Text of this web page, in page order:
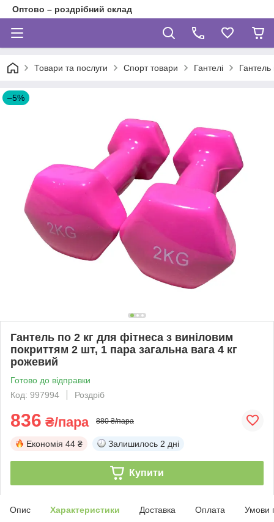
Оптово – роздрібний склад
Товари та послуги Спорт товари Гантелі Гантель
–5%
Гантель по 2 кг для фітнеса з виніловим
покриттям 2 шт, 1 пара загальна вага 4 кг
рожевий
Готово до відправки
Код: 997994
Роздріб
836 ₴/пара 880 ₴/пара
Економія 44 ₴ Залишилось 2 дні
Купити
Опис Характеристики Доставка Оплата Умови